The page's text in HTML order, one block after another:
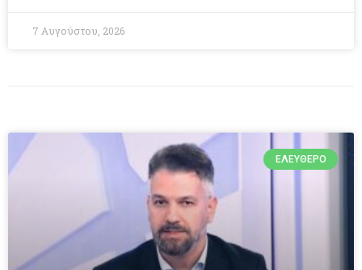
7 Αυγούστου, 2026
ΕΛΕΎΘΕΡΟ